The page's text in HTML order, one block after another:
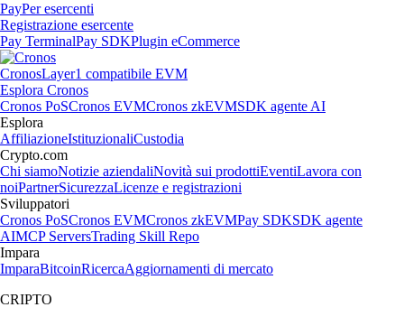
PayPer esercenti
Registrazione esercente
Pay TerminalPay SDKPlugin eCommerce
CronosLayer1 compatibile EVM
Esplora Cronos
Cronos PoSCronos EVMCronos zkEVMSDK agente AI
Esplora
AffiliazioneIstituzionaliCustodia
Crypto.com
Chi siamoNotizie aziendaliNovità sui prodottiEventiLavora con
noiPartnerSicurezzaLicenze e registrazioni
Sviluppatori
Cronos PoSCronos EVMCronos zkEVMPay SDKSDK agente
AIMCP ServersTrading Skill Repo
Impara
ImparaBitcoinRicercaAggiornamenti di mercato
CRIPTO